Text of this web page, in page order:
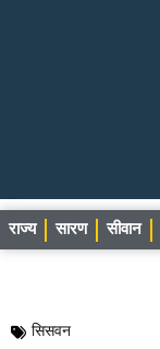
राज्य सारण सीवान
सिसवन